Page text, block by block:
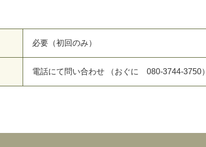
必要（初回のみ）
電話にて問い合わせ （おぐに 080-3744-3750）